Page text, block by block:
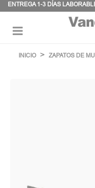
ENTREGA 1-3 DÍAS
de
palanca
INICIO ZAPATOS DE
Panel de gestión de cookies